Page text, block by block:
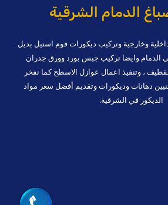
الدمام الشرقية
وخارجية وتركيب ديكورات فوم استيل بديل
الدمام وايضا تركيب جبس بورد وورق جدران
، وتنفيذ اعمال عوازل الاسطح كما نفخر
دهانات وديكورات وتقديم أفضل سعر مواد
الديكور في الشرقية.
جوال